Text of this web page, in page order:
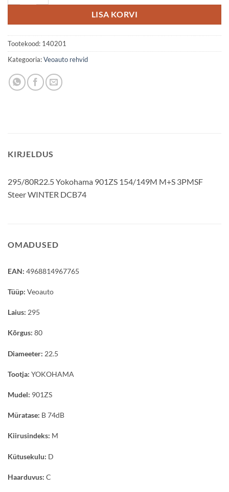
LISA KORVI
Tootekood: 140201
Kategooria:Veoauto rehvid
KIRJELDUS
295/80R22.5 Yokohama 901ZS 154/149M M+S 3PMSF
Steer WINTER DCB74
OMADUSED
EAN: 4968814967765
Tüüp: Veoauto
Laius: 295
Kõrgus: 80
Diameeter: 22.5
Tootja: YOKOHAMA
Mudel: 901ZS
Müratase: B 74dB
Kiirusindeks: M
Kütusekulu: D
Haarduvus: C